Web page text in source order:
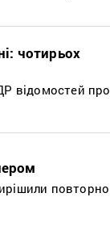
чотирьох
відомостей про
повторно